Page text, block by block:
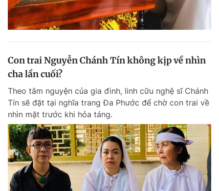
Con trai Nguyễn Chánh Tín không kịp về nhìn
cha lần cuối?
Theo tâm nguyện của gia đình, linh cữu nghệ sĩ Chánh
Tín sẽ đặt tại nghĩa trang Đa Phước để chờ con trai về
nhìn mặt trước khi hỏa táng.